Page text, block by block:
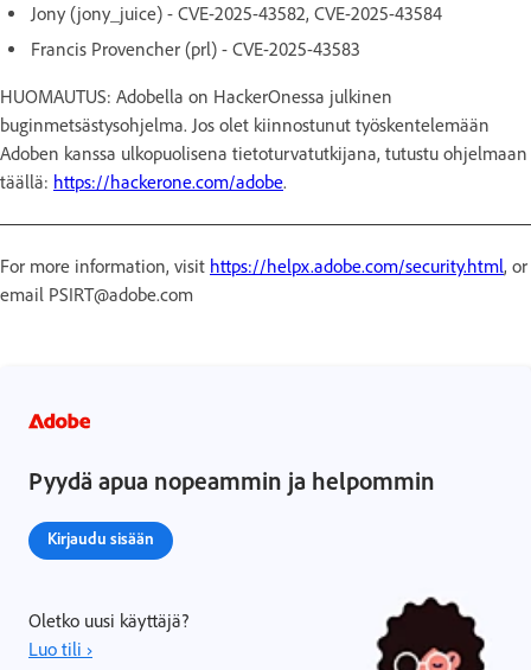
Jony (jony_juice) - CVE-2025-43582, CVE-2025-43584
Francis Provencher (prl) - CVE-2025-43583
HUOMAUTUS: Adobella on HackerOnessa julkinen
buginmetsästysohjelma. Jos olet kiinnostunut työskentelemään
Adoben kanssa ulkopuolisena tietoturvatutkijana, tutustu ohjelmaan
täällä: https://hackerone.com/adobe.
For more information, visit https://helpx.adobe.com/security.html, or
email PSIRT@adobe.com
Pyydä apua nopeammin ja helpommin
Kirjaudu sisään
Oletko uusi käyttäjä?
Luo tili ›